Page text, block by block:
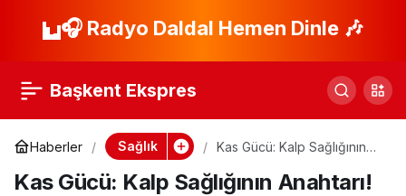
🎧 Radyo Daldal Hemen Dinle 🎶
Başkent Ekspres
Haberler Sağlık
Kas Gücü: Kalp Sağlığının
Kas Gücü: Kalp Sağlığının Anahtarı!
Omurga Sağlığınızı
Kural!
Paylaş